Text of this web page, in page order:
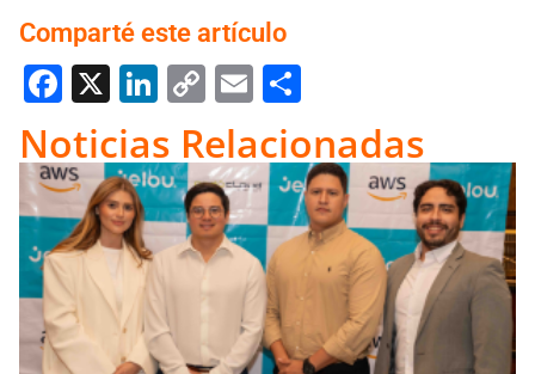
Comparté este artículo
Facebook
X LinkedIn
Copy
Link
Email
Noticias Relacionadas